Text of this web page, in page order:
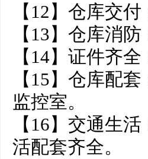
【12】仓库交
【13】仓库消
【14】证件齐
【15】仓库配
监控室。
【16】交通生
活配套齐全。